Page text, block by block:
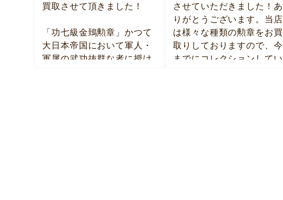
買取させて頂きました！
「功七級金鵄勲章」かつて
大日本帝国において軍人・
軍属の武功抜群な者に授け
させていただきました！あ
りがとうございます。当店
は様々な種類の勲章をお買
取りしておりますので、今
までにコレクションしてい